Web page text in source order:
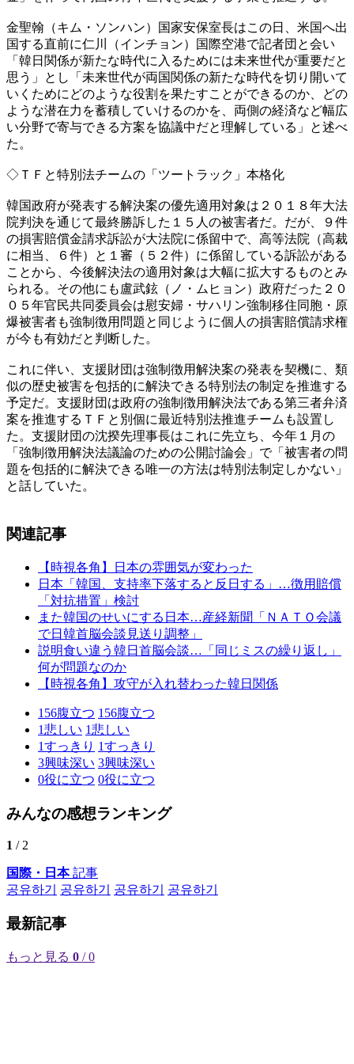
金聖翰（キム・ソンハン）国家安保室長はこの日、米国へ出
国する直前に仁川（インチョン）国際空港で記者団と会い
「韓日関係が新たな時代に入るためには未来世代が重要だと
思う」とし「未来世代が両国関係の新たな時代を切り開いて
いくためにどのような役割を果たすことができるのか、どの
ような潜在力を蓄積していけるのかを、両側の経済など幅広
い分野で寄与できる方案を協議中だと理解している」と述べ
た。
◇ＴＦと特別法チームの「ツートラック」本格化
韓国政府が発表する解決案の優先適用対象は２０１８年大法
院判決を通じて最終勝訴した１５人の被害者だ。だが、９件
の損害賠償金請求訴訟が大法院に係留中で、高等法院（高裁
に相当、６件）と１審（５２件）に係留している訴訟がある
ことから、今後解決法の適用対象は大幅に拡大するものとみ
られる。その他にも盧武鉉（ノ・ムヒョン）政府だった２０
０５年官民共同委員会は慰安婦・サハリン強制移住同胞・原
爆被害者も強制徴用問題と同じように個人の損害賠償請求権
が今も有効だと判断した。
これに伴い、支援財団は強制徴用解決案の発表を契機に、類
似の歴史被害を包括的に解決できる特別法の制定を推進する
予定だ。支援財団は政府の強制徴用解決法である第三者弁済
案を推進するＴＦと別個に最近特別法推進チームも設置し
た。支援財団の沈揆先理事長はこれに先立ち、今年１月の
「強制徴用解決法議論のための公開討論会」で「被害者の問
題を包括的に解決できる唯一の方法は特別法制定しかない」
と話していた。
関連記事
【時視各角】日本の雰囲気が変わった
日本「韓国、支持率下落すると反日する」…徴用賠償
「対抗措置」検討
また韓国のせいにする日本…産経新聞「ＮＡＴＯ会議
で日韓首脳会談見送り調整」
説明食い違う韓日首脳会談…「同じミスの繰り返し」
何が問題なのか
【時視各角】攻守が入れ替わった韓日関係
156腹立つ 156腹立つ
1悲しい 1悲しい
1すっきり 1すっきり
3興味深い 3興味深い
0役に立つ 0役に立つ
みんなの感想ランキング
1 / 2
国際・日本記事
공유하기
공유하기 공유하기 공유하기
最新記事
もっと見る 0 / 0